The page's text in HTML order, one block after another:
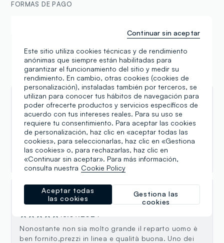
FORMAS DE PAGO
Reseñas
Elena Mariano
25.01.2026
Negozio sempre ben ordinato e rifornito. Mi trovo
bene per gli acquisti quotidiani, lo staff è
professionale. Consigliato per la varietà dei capi.
Ruined King
Nonostante non sia molto grande il reparto uomo è
ben fornito,prezzi in linea e qualità buona. Uno dei
Este sitio utiliza cookies técnicas y de rendimiento
anónimas que siempre están habilitadas para
garantizar el funcionamiento del sitio y medir su
rendimiento. En cambio, otras cookies (cookies de
personalización), instaladas también por terceros, se
utilizan para conocer tus hábitos de navegación para
poder ofrecerte productos y servicios específicos de
acuerdo con tus intereses reales. Para su uso se
requiere tu consentimiento. Para aceptar las cookies
de personalización, haz clic en «aceptar todas las
cookies», para seleccionarlas, haz clic en «Gestiona
las cookies» o, para rechazarlas, haz clic en
«Continuar sin aceptar». Para más información,
consulta nuestra Cookie Policy
Gestiona las
cookies
Aceptar todas
las cookies
Continuar sin aceptar